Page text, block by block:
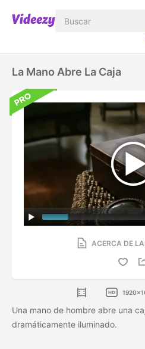
La Mano Abre La Caja
ACERCA DE
Una mano de hombre abre una
dramáticamente iluminado.